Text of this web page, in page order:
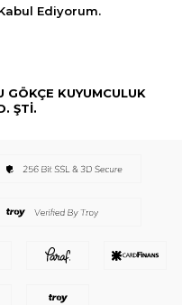
Ediyorum.
GÖKÇE KUYUMCULUK
ŞTİ.